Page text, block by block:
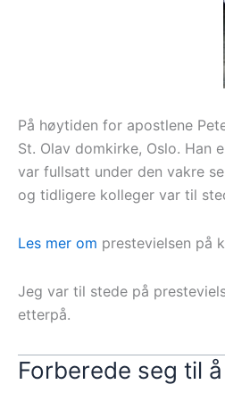
På høytiden for apostlene
St. Olav domkirke, Oslo. Han
var fullsatt under den vakre
og tidligere kolleger var til
Les mer om prestevielsen på
Jeg var til stede på
etterpå.
Forberede seg til